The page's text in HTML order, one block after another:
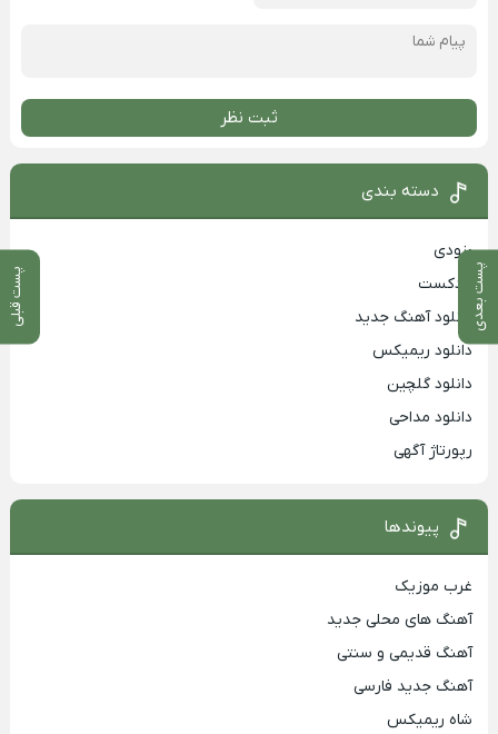
پست بعدی پست قبلی
ثبت نظر
دسته بندی
بزودی
پادکست
دانلود آهنگ جدید
دانلود ریمیکس
دانلود گلچین
دانلود مداحی
رپورتاژ آگهی
پیوندها
غرب موزیک
آهنگ های محلی جدید
آهنگ قدیمی و سنتی
آهنگ جدید فارسی
شاه ریمیکس